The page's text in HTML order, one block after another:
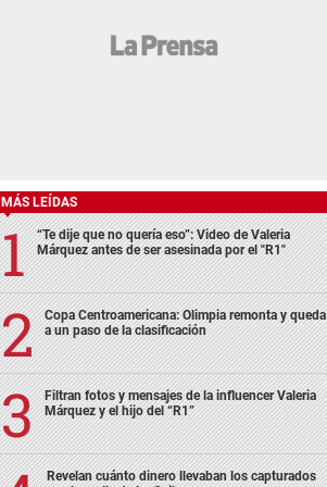
MÁS LEÍDAS
“Te dije que no quería eso”: Video de Valeria
Márquez antes de ser asesinada por el "R1"
Copa Centroamericana: Olimpia remonta y queda
a un paso de la clasificación
Filtran fotos y mensajes de la influencer Valeria
Márquez y el hijo del “R1”
Revelan cuánto dinero llevaban los capturados